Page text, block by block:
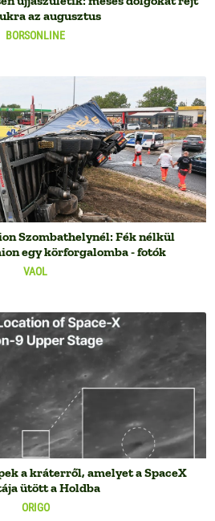
BORSONLINE
az augusztus
VAOL
Szombathelynél: Fék nélkül
egy körforgalomba - fotók
ORIGO
a kráterről, amelyet a SpaceX
ütött a Holdba